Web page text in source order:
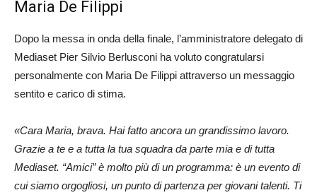
Maria De Filippi
Dopo la messa in onda della finale, l’amministratore delegato di
Mediaset Pier Silvio Berlusconi ha voluto congratularsi
personalmente con Maria De Filippi attraverso un messaggio
sentito e carico di stima.
«Cara Maria, brava. Hai fatto ancora un grandissimo lavoro.
Grazie a te e a tutta la tua squadra da parte mia e di tutta
Mediaset. “Amici” è molto più di un programma: è un evento di
cui siamo orgogliosi, un punto di partenza per giovani talenti. Ti